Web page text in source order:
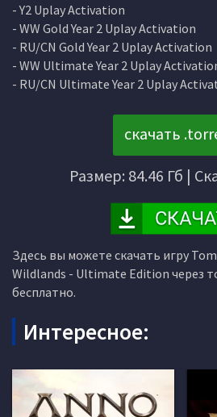
- Y2 Uplay Activation
- WW Gold Year 2 Uplay Activation
- RU/CN Gold Year 2 Uplay Activation
- WW Ultimate Year 2 Uplay
- RU/CN Ultimate Year 2 Uplay
скачать
Размер: 84.46 Гб |
Здесь вы можете скачать игру
Wildlands - Ultimate Edition через
бесплатно.
Интересное: